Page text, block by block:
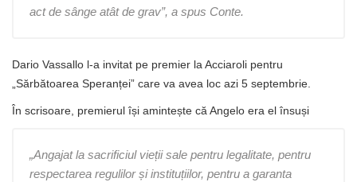
act de sânge atât de grav”, a spus Conte.
Dario Vassallo l-a invitat pe premier la Acciaroli pentru
„Sărbătoarea Speranței” care va avea loc azi 5 septembrie.
În scrisoare, premierul își amintește că Angelo era el însuși
„Angajat la sacrificiul vieții sale pentru legalitate, pentru
respectarea regulilor și instituțiilor, pentru a garanta